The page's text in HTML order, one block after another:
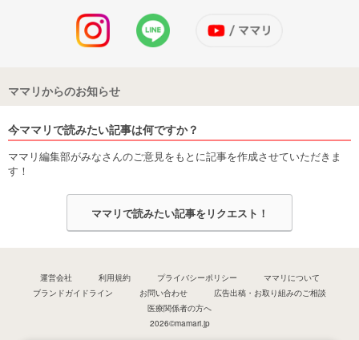
ママリからのお知らせ
今ママリで読みたい記事は何ですか？
ママリ編集部がみなさんのご意見をもとに記事を作成させていただきま
す！
ママリで読みたい記事をリクエスト！
運営会社 利用規約 プライバシーポリシー
ママリについて
ブランドガイドライン
お問い合わせ
広告出稿・お取り組みのご相談
医療関係者の方へ
2026©mamari.jp